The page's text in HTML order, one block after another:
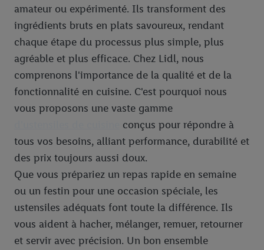
amateur ou expérimenté. Ils transforment des
ingrédients bruts en plats savoureux, rendant
chaque étape du processus plus simple, plus
agréable et plus efficace. Chez Lidl, nous
comprenons l'importance de la qualité et de la
fonctionnalité en cuisine. C'est pourquoi nous
vous proposons une vaste gamme
conçus pour répondre à
tous vos besoins, alliant performance, durabilité et
des prix toujours aussi doux.
Que vous prépariez un repas rapide en semaine
ou un festin pour une occasion spéciale, les
ustensiles adéquats font toute la différence. Ils
vous aident à hacher, mélanger, remuer, retourner
et servir avec précision. Un bon ensemble